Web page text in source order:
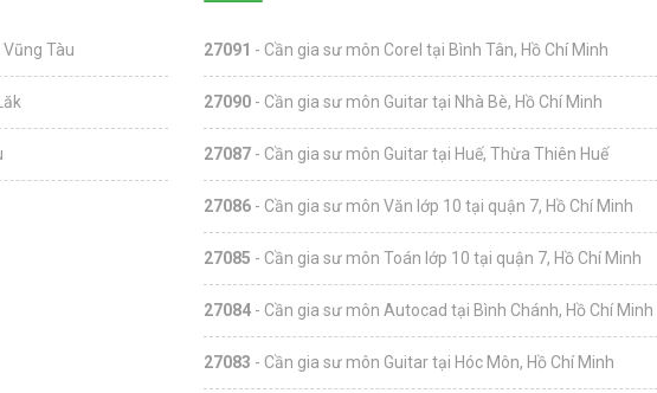
Tàu 27091 - Cần gia sư môn Corel tại Bình Tân, Hồ Chí Minh
27090 - Cần gia sư môn Guitar tại Nhà Bè, Hồ Chí Minh
27087 - Cần gia sư môn Guitar tại Huế, Thừa Thiên Huế
27086 - Cần gia sư môn Văn lớp 10 tại quận 7, Hồ Chí Minh
27085 - Cần gia sư môn Toán lớp 10 tại quận 7, Hồ Chí Minh
27084 - Cần gia sư môn Autocad tại Bình Chánh, Hồ Chí Minh
27083 - Cần gia sư môn Guitar tại Hóc Môn, Hồ Chí Minh